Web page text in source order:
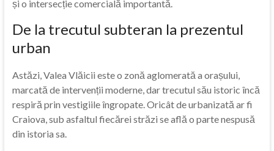
și o intersecție comercială importantă.
De la trecutul subteran la prezentul
urban
Astăzi, Valea Vlăicii este o zonă aglomerată a orașului,
marcată de intervenții moderne, dar trecutul său istoric încă
respiră prin vestigiile îngropate. Oricât de urbanizată ar fi
Craiova, sub asfaltul fiecărei străzi se află o parte nespusă
din istoria sa.